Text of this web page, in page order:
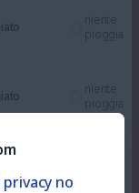
niente
pioggia
niente
pioggia
no